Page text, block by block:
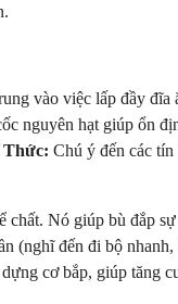
vào việc lấp đầy
nguyên hạt giúp ổn
Thức: Chú ý đến các
Nó giúp bù đắp
(nghĩ đến đi bộ
cơ bắp, giúp tăng